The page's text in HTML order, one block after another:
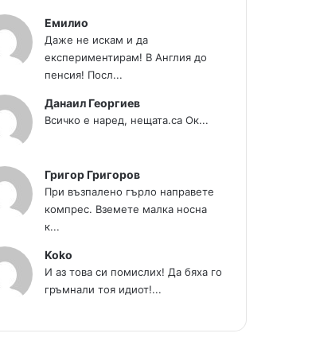
Емилио
Даже не искам и да
експериментирам! В Англия до
пенсия! Посл...
Данаил Георгиев
Всичко е наред, нещата.са Ок...
Григор Григоров
При възпалено гърло направете
компрес. Вземете малка носна
к...
Koko
И аз това си помислих! Да бяха го
гръмнали тоя идиот!...